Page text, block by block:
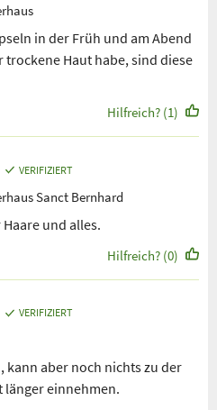
in der Früh und am Abend
trockene Haut habe, sind diese
Hilfreich? (1)
VERIFIZIERT
Sanct Bernhard
und alles.
Hilfreich? (0)
VERIFIZIERT
kann aber noch nichts zu der
länger einnehmen.